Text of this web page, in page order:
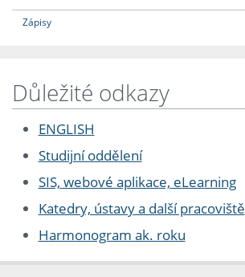
Zápisy
Důležité odkazy
ENGLISH
Studijní oddělení
SIS, webové aplikace, eLearning
Katedry, ústavy a další pracoviště
Harmonogram ak. roku